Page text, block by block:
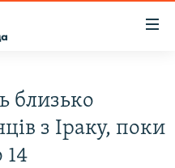
близько
з Іраку, поки
14